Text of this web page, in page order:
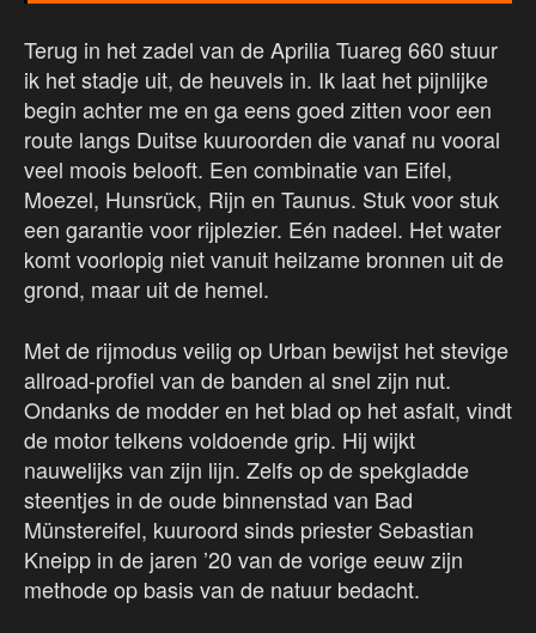
Terug in het zadel van de Aprilia Tuareg 660 stuur
ik het stadje uit, de heuvels in. Ik laat het pijnlijke
begin achter me en ga eens goed zitten voor een
route langs Duitse kuuroorden die vanaf nu vooral
veel moois belooft. Een combinatie van Eifel,
Moezel, Hunsrück, Rijn en Taunus. Stuk voor stuk
een garantie voor rijplezier. Eén nadeel. Het water
komt voorlopig niet vanuit heilzame bronnen uit de
grond, maar uit de hemel.
Met de rijmodus veilig op Urban bewijst het stevige
allroad-profiel van de banden al snel zijn nut.
Ondanks de modder en het blad op het asfalt, vindt
de motor telkens voldoende grip. Hij wijkt
nauwelijks van zijn lijn. Zelfs op de spekgladde
steentjes in de oude binnenstad van Bad
Münstereifel, kuuroord sinds priester Sebastian
Kneipp in de jaren ’20 van de vorige eeuw zijn
methode op basis van de natuur bedacht.